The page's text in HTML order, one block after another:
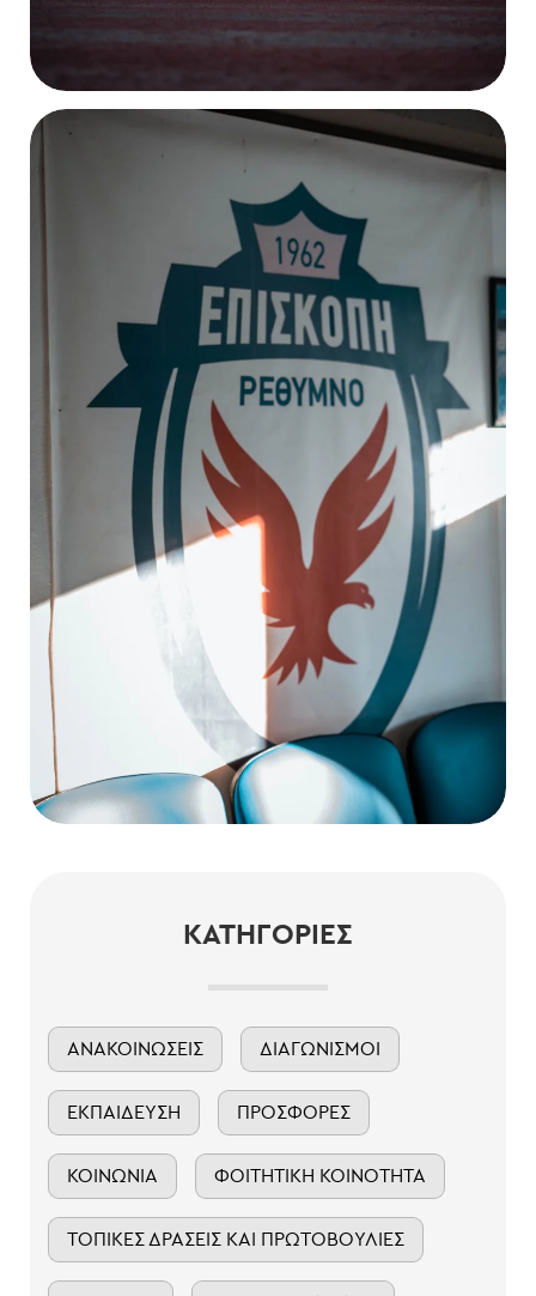
ΚΑΤΗΓΟΡΊΕΣ
ΑΝΑΚΟΙΝΏΣΕΙΣ ΔΙΑΓΩΝΙΣΜΟΊ
ΕΚΠΑΊΔΕΥΣΗ ΠΡΟΣΦΟΡΈΣ
ΚΟΙΝΩΝΊΑ ΦΟΙΤΗΤΙΚΉ ΚΟΙΝΌΤΗΤΑ
ΤΟΠΙΚΈΣ ΔΡΆΣΕΙΣ ΚΑΙ ΠΡΩΤΟΒΟΥΛΊΕΣ